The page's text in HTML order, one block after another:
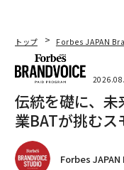
トップ Forbes JAPAN
伝統を礎に、
業BATが挑む
Forbes